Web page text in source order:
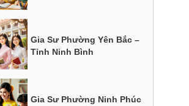
Gia Sư Phường Yên Bắc –
Tỉnh Ninh Bình
Gia Sư Phường Ninh Phúc